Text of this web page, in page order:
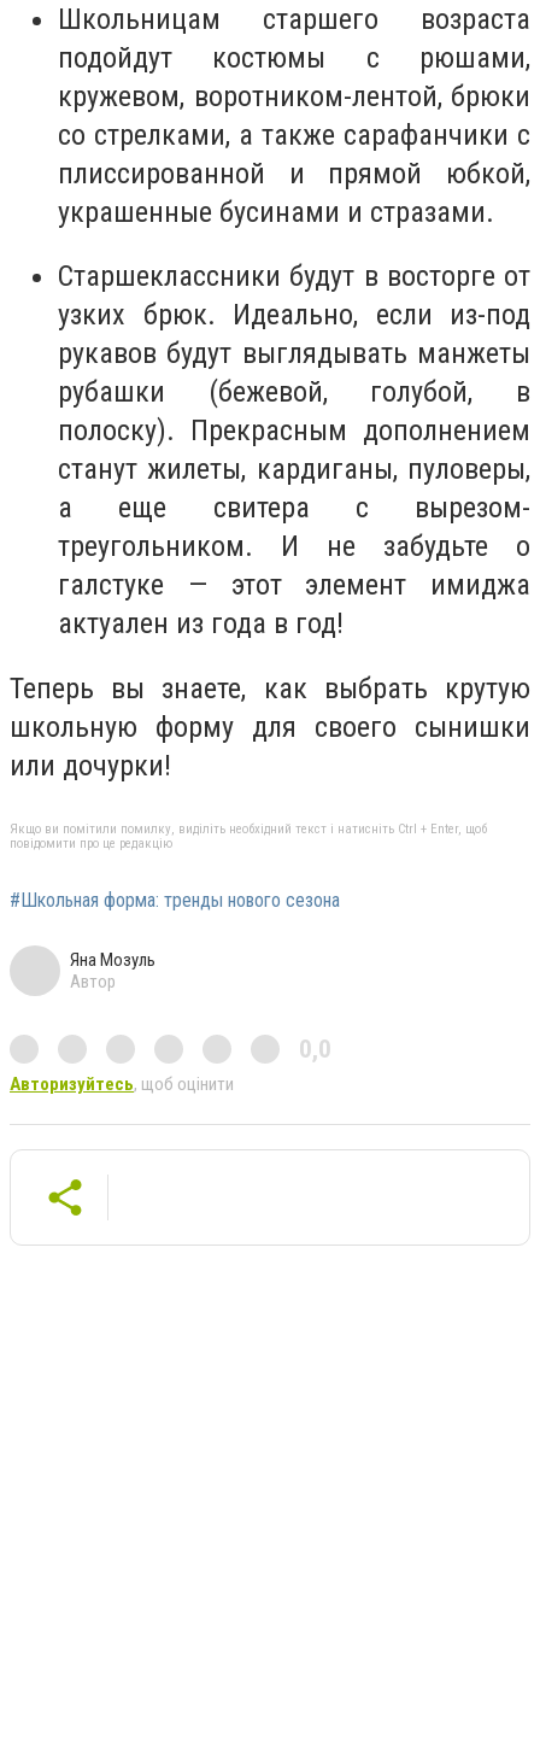
Школьницам старшего возраста
подойдут костюмы с рюшами,
кружевом, воротником-лентой, брюки
со стрелками, а также сарафанчики с
плиссированной и прямой юбкой,
украшенные бусинами и стразами.
Старшеклассники будут в восторге от
узких брюк. Идеально, если из-под
рукавов будут выглядывать манжеты
рубашки (бежевой, голубой, в
полоску). Прекрасным дополнением
станут жилеты, кардиганы, пуловеры,
а еще свитера с вырезом-
треугольником. И не забудьте о
галстуке — этот элемент имиджа
актуален из года в год!
Теперь вы знаете, как выбрать крутую
школьную форму для своего сынишки
или дочурки!
Якщо ви помітили помилку, виділіть необхідний текст і натисніть Ctrl + Enter, щоб
повідомити про це редакцію
#Школьная форма: тренды нового сезона
Яна Мозуль
Автор
0,0
Авторизуйтесь, щоб оцінити